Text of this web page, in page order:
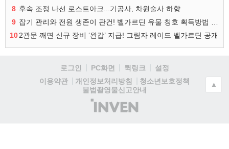
8 후속 조정 나선 로스트아크...기공사, 차원술사 하향
9
102관문 깨면 신규 장비 ‘완갑’ 지급! 그림자 레이드 벨가르딘 공개
로그인 PC화면 퀵링크
설정
이용약관
개인정보처리방침
청소년보호정책
불법촬영물신고안내
(주)
인
▲